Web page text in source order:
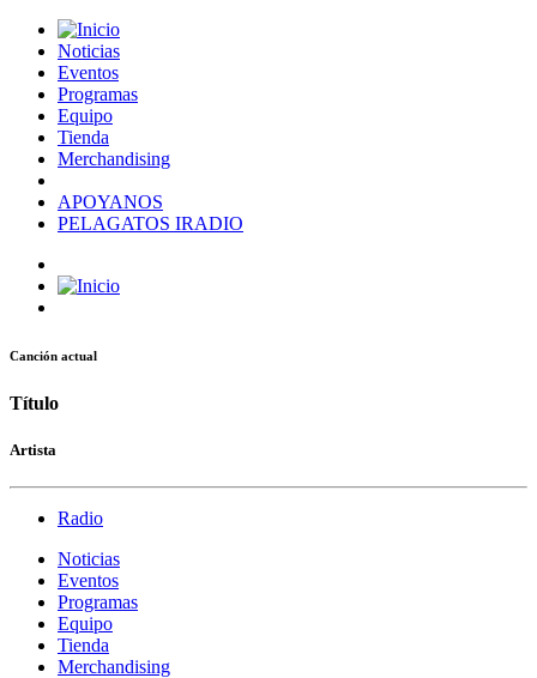
Noticias
Eventos
Programas
Equipo
Tienda
Merchandising
APOYANOS
PELAGATOS IRADIO
Canción actual
Título
Artista
Radio
Noticias
Eventos
Programas
Equipo
Tienda
Merchandising